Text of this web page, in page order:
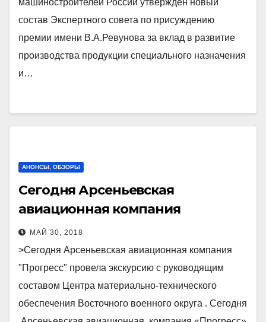
состав Экспертного совета по присуждению
премии имени В.А.Ревунова за вклад в развитие
производства продукции специального назначения
и…
АНОНСЫ, ОБЗОРЫ
Сегодня Арсеньевская
авиационная компания
«Прогресс» провела экскурсию с
руководящим составом Центра
материально-технического
обеспечения Восточного
военного округа .
МАЙ 30, 2018
>Сегодня Арсеньевская авиационная компания
"Прогресс" провела экскурсию с руководящим
составом Центра материально-технического
обеспечения Восточного военного округа . Сегодня